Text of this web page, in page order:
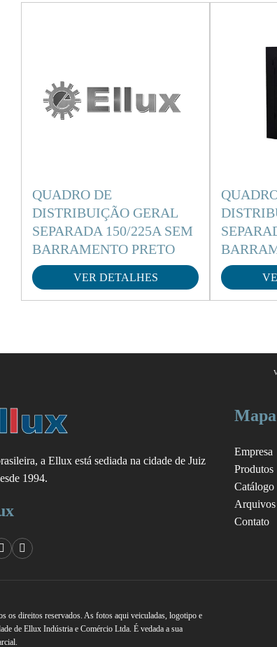
QUADRO DE
DISTRIBUIÇÃO GERAL
SEPARADA 150/225A SEM
BARRAMENTO PRETO
VER DETALHES
a Ellux está sediada na cidade de Juiz
1994.
Empresa
Produtos
Catálogo
Arquivos
Contato
os direitos reservados. As fotos aqui veiculadas, logotipo e
de Ellux Indústria e Comércio Ltda. É vedada a sua